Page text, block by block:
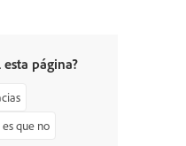
página?
que no